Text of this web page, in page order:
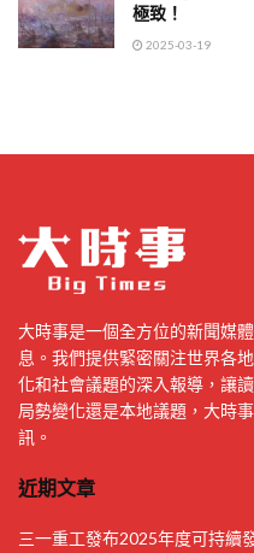
極致！
2025-03-19
大時事是一個全方位的新聞媒
息。我們提供緊密關注世界各
化和社會議題的深入報導，讓
局勢變化還是本地議題，大時
訊。
近期文章
三一重工發布2025年度可持續